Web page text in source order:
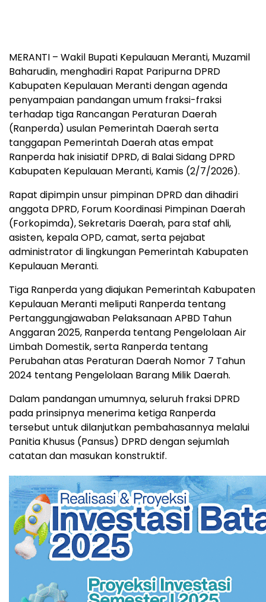
MERANTI – Wakil Bupati Kepulauan Meranti, Muzamil
Baharudin, menghadiri Rapat Paripurna DPRD
Kabupaten Kepulauan Meranti dengan agenda
penyampaian pandangan umum fraksi-fraksi
terhadap tiga Rancangan Peraturan Daerah
(Ranperda) usulan Pemerintah Daerah serta
tanggapan Pemerintah Daerah atas empat
Ranperda hak inisiatif DPRD, di Balai Sidang DPRD
Kabupaten Kepulauan Meranti, Kamis (2/7/2026).
Rapat dipimpin unsur pimpinan DPRD dan dihadiri
anggota DPRD, Forum Koordinasi Pimpinan Daerah
(Forkopimda), Sekretaris Daerah, para staf ahli,
asisten, kepala OPD, camat, serta pejabat
administrator di lingkungan Pemerintah Kabupaten
Kepulauan Meranti.
Tiga Ranperda yang diajukan Pemerintah Kabupaten
Kepulauan Meranti meliputi Ranperda tentang
Pertanggungjawaban Pelaksanaan APBD Tahun
Anggaran 2025, Ranperda tentang Pengelolaan Air
Limbah Domestik, serta Ranperda tentang
Perubahan atas Peraturan Daerah Nomor 7 Tahun
2024 tentang Pengelolaan Barang Milik Daerah.
Dalam pandangan umumnya, seluruh fraksi DPRD
pada prinsipnya menerima ketiga Ranperda
tersebut untuk dilanjutkan pembahasannya melalui
Panitia Khusus (Pansus) DPRD dengan sejumlah
catatan dan masukan konstruktif.